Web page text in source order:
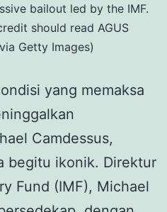
bailout led by the IMF.
should read AGUS
Getty Images)
yang memaksa
Camdessus,
begitu ikonik. Direktur
Fund (IMF), Michael